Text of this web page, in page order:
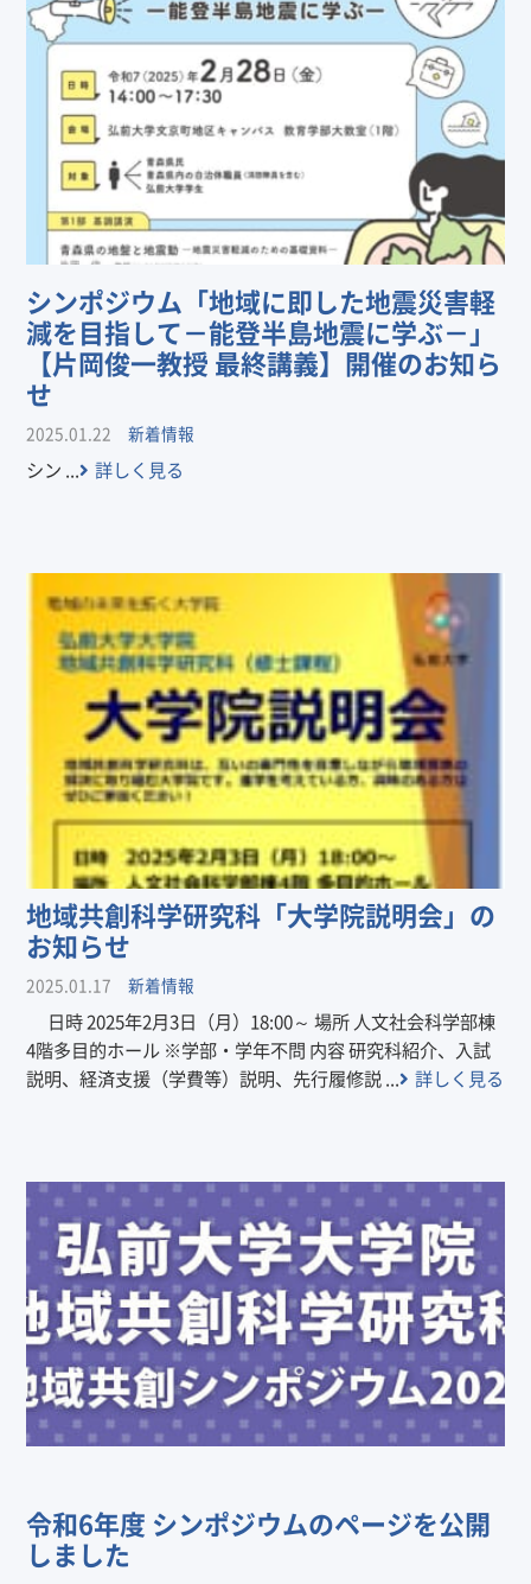
シンポジウム「地域に即した地震災害軽
減を目指して－能登半島地震に学ぶ－」
【片岡俊一教授 最終講義】開催のお知ら
せ
2025.01.22新着情報
シン ... 詳しく見る
地域共創科学研究科「大学院説明会」の
お知らせ
2025.01.17新着情報
日時 2025年2月3日（月）18:00～ 場所 人文社会科学部棟
4階多目的ホール ※学部・学年不問 内容 研究科紹介、入試
説明、経済支援（学費等）説明、先行履修説 ...
詳しく見る
令和6年度 シンポジウムのページを公開
しました